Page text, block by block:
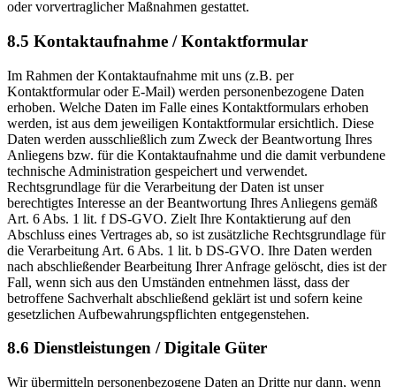
oder vorvertraglicher Maßnahmen gestattet.
8.5 Kontaktaufnahme / Kontaktformular
Im Rahmen der Kontaktaufnahme mit uns (z.B. per
Kontaktformular oder E-Mail) werden personenbezogene Daten
erhoben. Welche Daten im Falle eines Kontaktformulars erhoben
werden, ist aus dem jeweiligen Kontaktformular ersichtlich. Diese
Daten werden ausschließlich zum Zweck der Beantwortung Ihres
Anliegens bzw. für die Kontaktaufnahme und die damit verbundene
technische Administration gespeichert und verwendet.
Rechtsgrundlage für die Verarbeitung der Daten ist unser
berechtigtes Interesse an der Beantwortung Ihres Anliegens gemäß
Art. 6 Abs. 1 lit. f DS-GVO. Zielt Ihre Kontaktierung auf den
Abschluss eines Vertrages ab, so ist zusätzliche Rechtsgrundlage für
die Verarbeitung Art. 6 Abs. 1 lit. b DS-GVO. Ihre Daten werden
nach abschließender Bearbeitung Ihrer Anfrage gelöscht, dies ist der
Fall, wenn sich aus den Umständen entnehmen lässt, dass der
betroffene Sachverhalt abschließend geklärt ist und sofern keine
gesetzlichen Aufbewahrungspflichten entgegenstehen.
8.6 Dienstleistungen / Digitale Güter
Wir übermitteln personenbezogene Daten an Dritte nur dann, wenn